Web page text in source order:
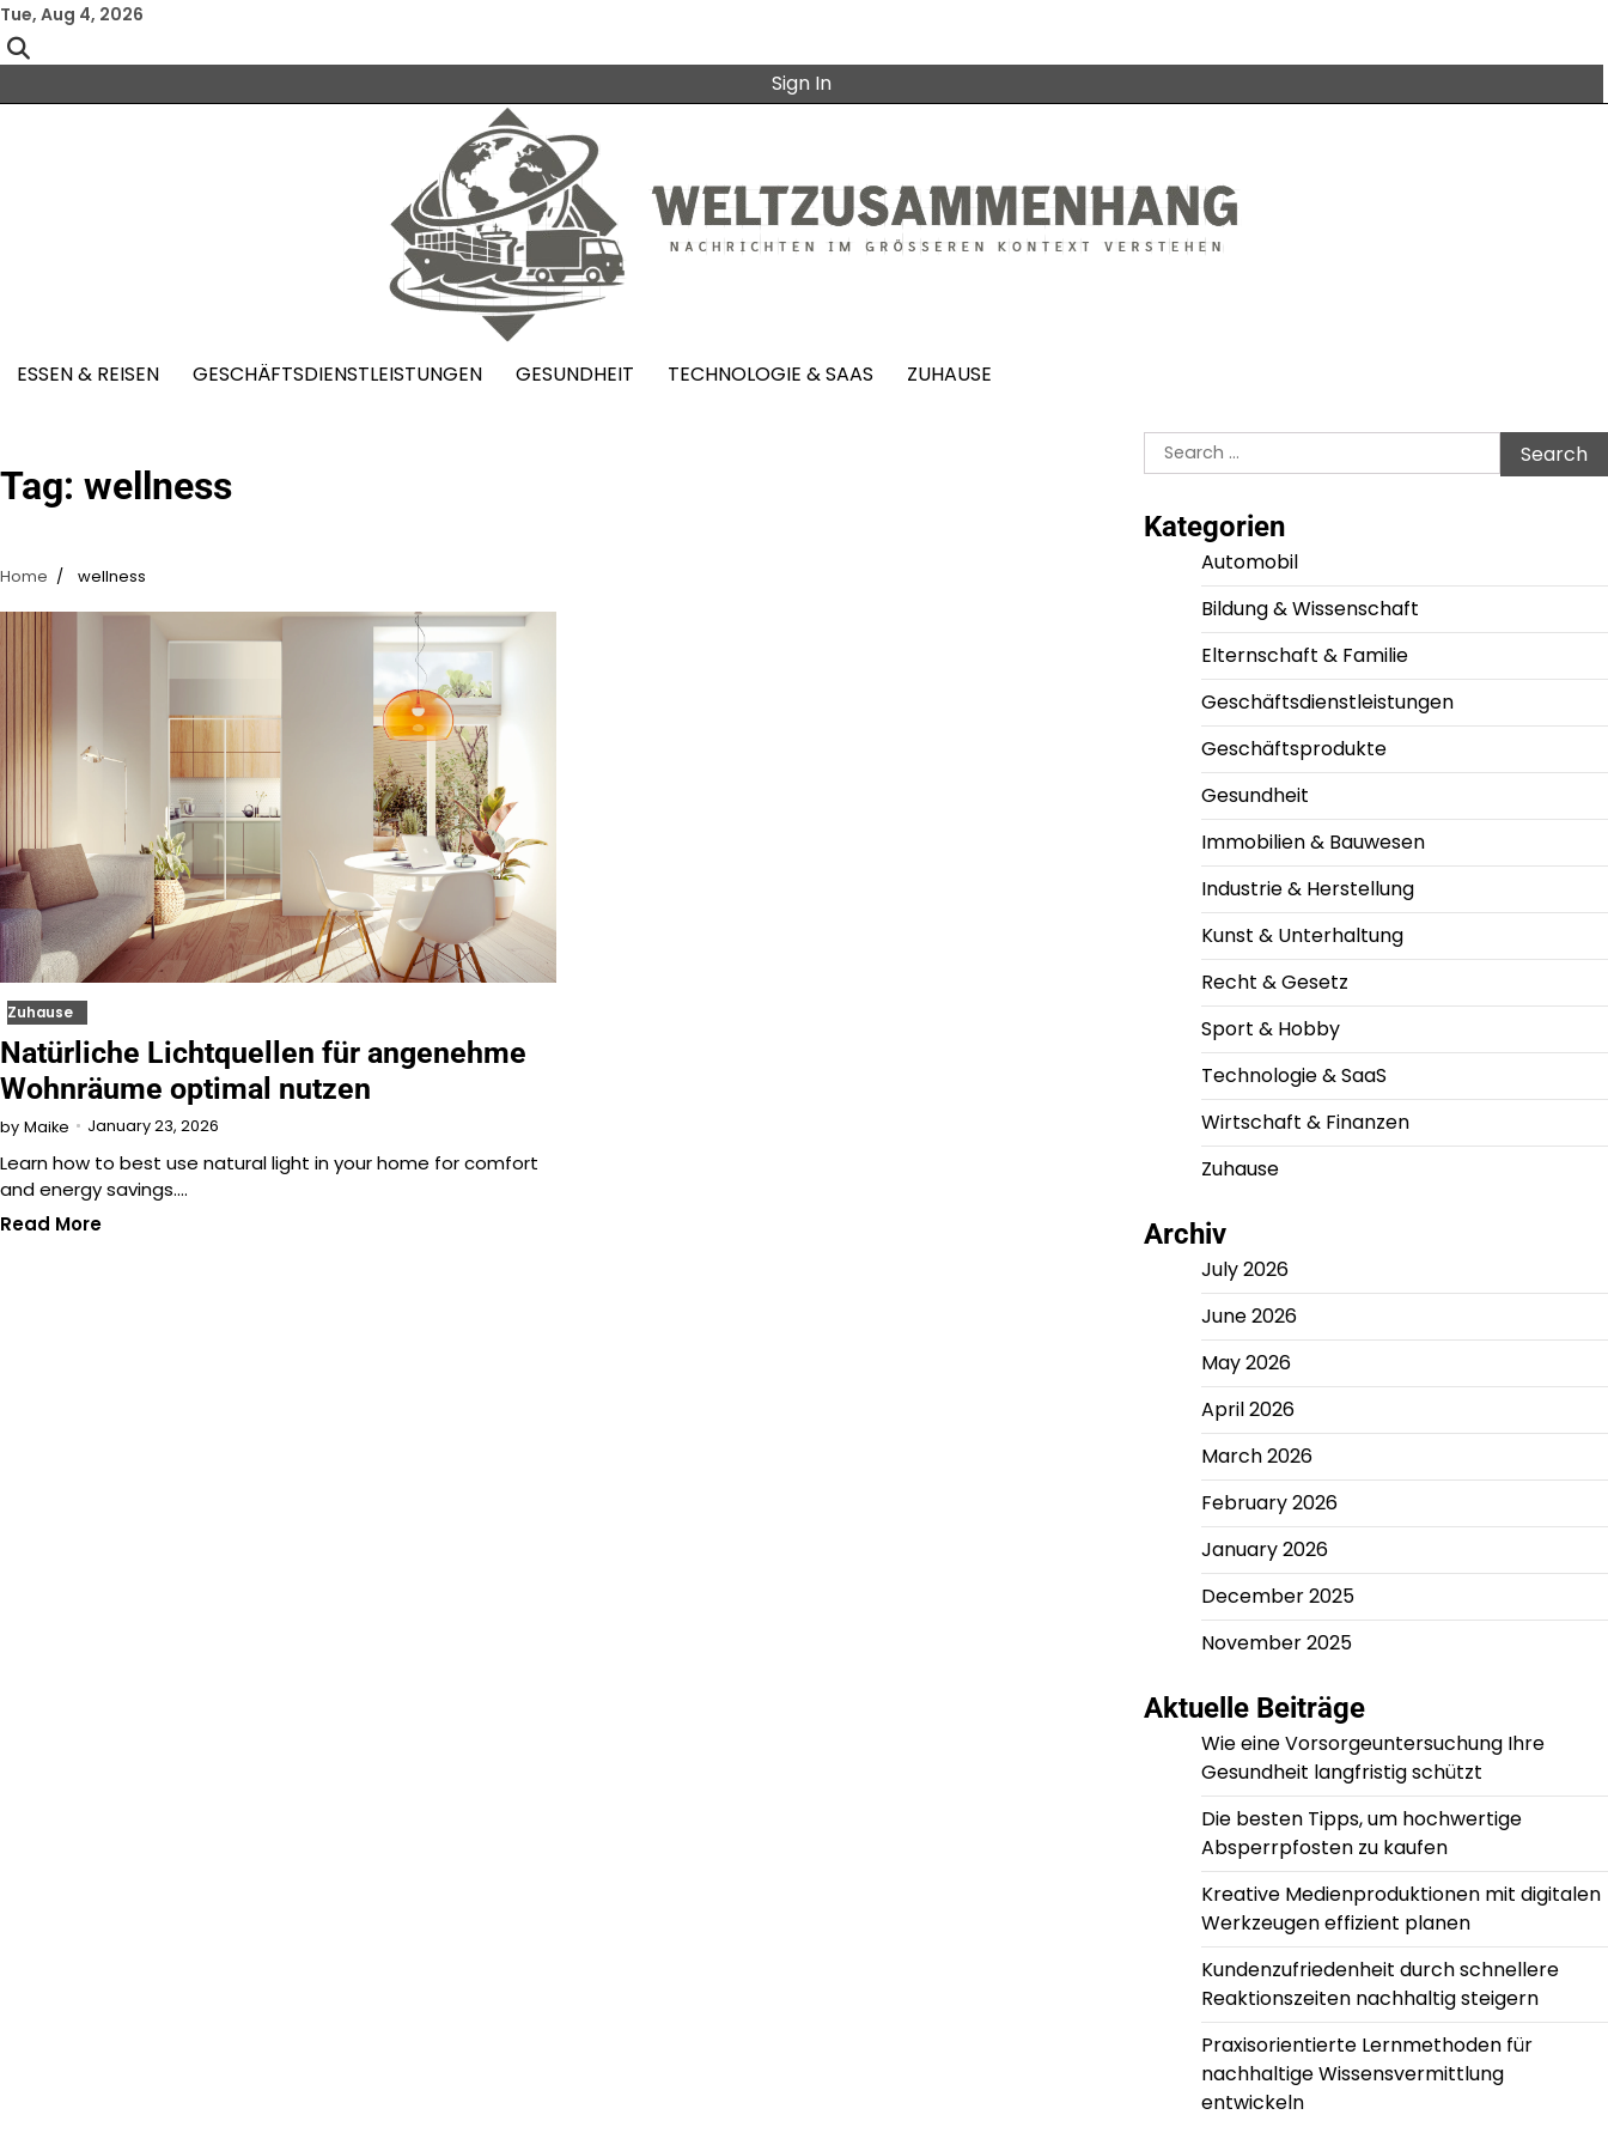
Skip
to
content
Tue, Aug 4, 2026
Sign In
ESSEN & REISEN GESCHÄFTSDIENSTLEISTUNGEN GESUNDHEIT TECHNOLOGIE & SAAS ZUHAUSE
Tag: wellness
Home wellness
Zuhause
Natürliche Lichtquellen für angenehme
Wohnräume optimal nutzen
by Maike January 23, 2026
Learn how to best use natural light in your home for comfort
and energy savings.…
Read More
Search
for:
Kategorien
Automobil
Bildung & Wissenschaft
Elternschaft & Familie
Geschäftsdienstleistungen
Geschäftsprodukte
Gesundheit
Immobilien & Bauwesen
Industrie & Herstellung
Kunst & Unterhaltung
Recht & Gesetz
Sport & Hobby
Technologie & SaaS
Wirtschaft & Finanzen
Zuhause
Archiv
July 2026
June 2026
May 2026
April 2026
March 2026
February 2026
January 2026
December 2025
November 2025
Aktuelle Beiträge
Wie eine Vorsorgeuntersuchung Ihre
Gesundheit langfristig schützt
Die besten Tipps, um hochwertige
Absperrpfosten zu kaufen
Kreative Medienproduktionen mit digitalen
Werkzeugen effizient planen
Kundenzufriedenheit durch schnellere
Reaktionszeiten nachhaltig steigern
Praxisorientierte Lernmethoden für
nachhaltige Wissensvermittlung
entwickeln